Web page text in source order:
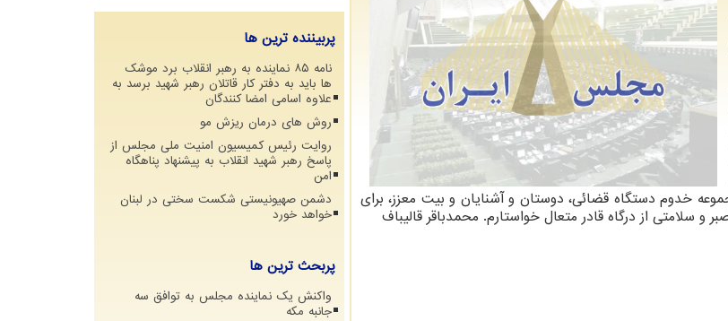
خدوم دستگاه قضائی، دوستان و آشنایان و بیت معزز، برای
سلامتی از درگاه قادر متعال خواستارم. محمدباقر قالیباف
پربیننده ترین ها
نامه ۸۵ نماینده به رهبر انقلاب برد موشک
ها باید به دفتر کار قاتلان رهبر شهید برسد به
علاوه اسامی امضا کنندگان
روش های درمان ریزش مو
روایت رئیس کمیسیون امنیت ملی مجلس از
پاسخ رهبر شهید انقلاب به پیشنهاد پناهگاه
امن
دشمن صهیونیستی شکست سختی در لبنان
خواهد خورد
پربحث ترین ها
واکنش یک نماینده مجلس به توافق سه
جانبه مکه